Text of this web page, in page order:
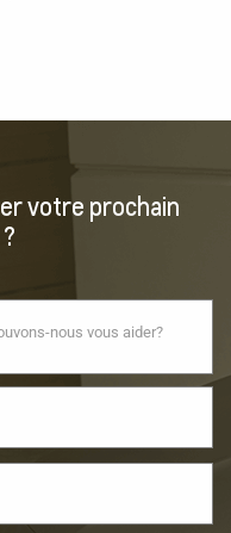
votre prochain